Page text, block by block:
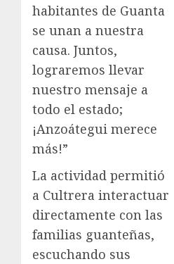
habitantes de Guanta
se unan a nuestra
causa. Juntos,
lograremos llevar
nuestro mensaje a
todo el estado;
¡Anzoátegui merece
más!”
La actividad permitió
a Cultrera interactuar
directamente con las
familias guanteñas,
escuchando sus